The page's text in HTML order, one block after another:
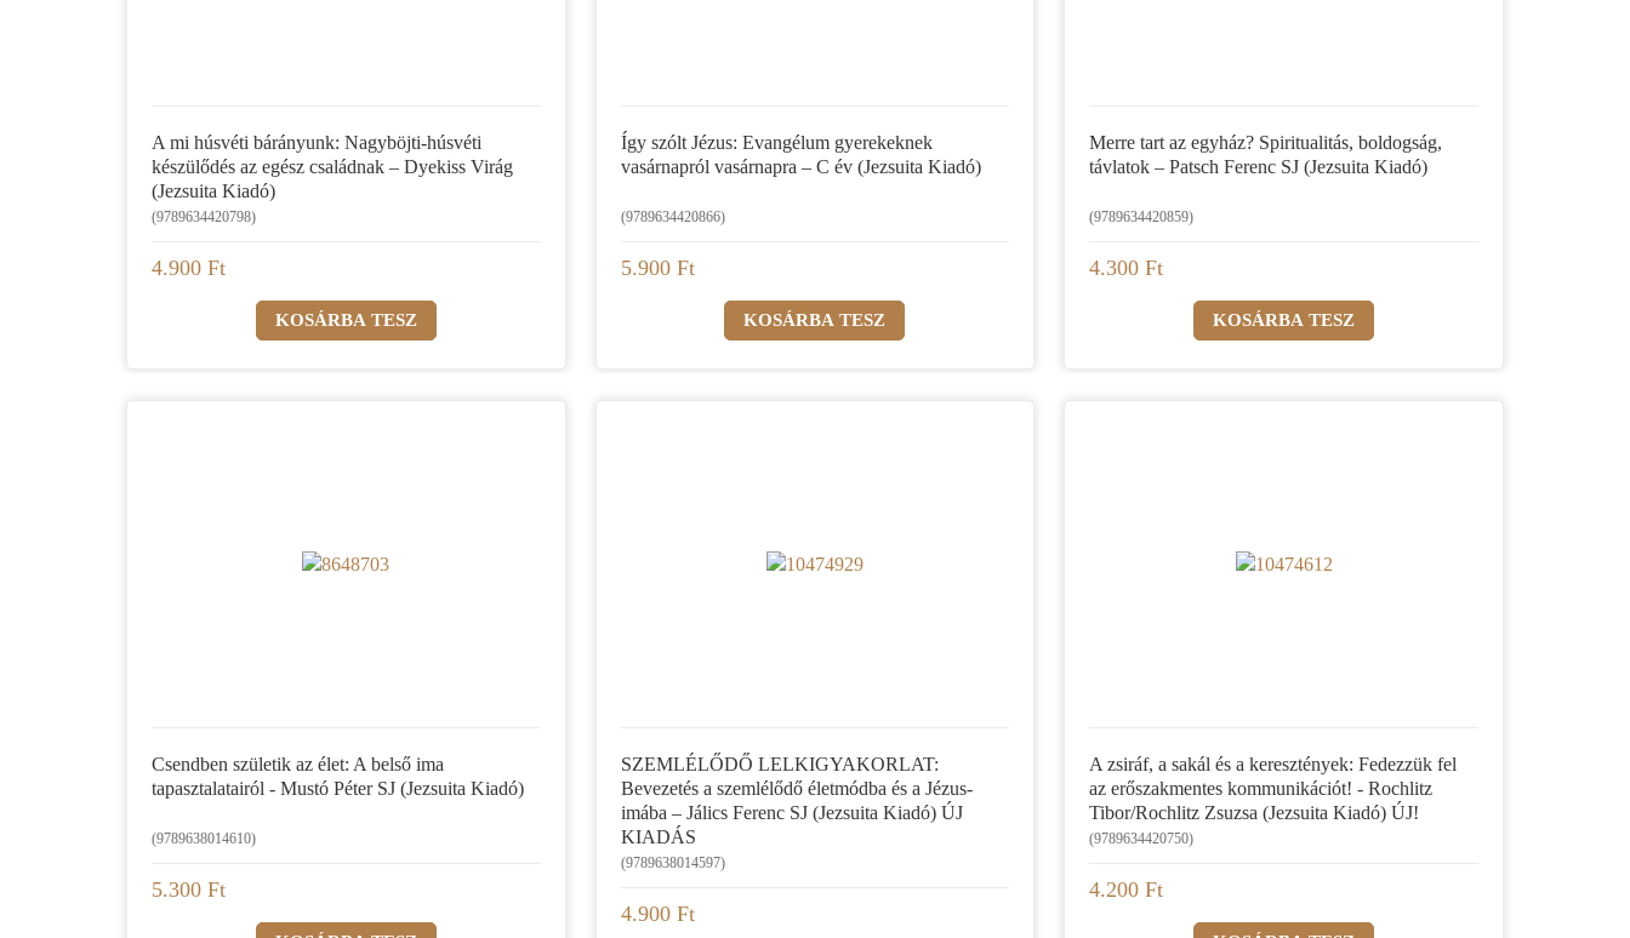
A mi húsvéti bárányunk: Nagyböjti-húsvéti
készülődés az egész családnak – Dyekiss Virág
(Jezsuita Kiadó)
(9789634420798)
4.900 Ft
Így szólt Jézus: Evangélum gyerekeknek
vasárnapról vasárnapra – C év (Jezsuita Kiadó)
(9789634420866)
5.900 Ft
Merre tart az egyház? Spiritualitás, boldogság,
távlatok – Patsch Ferenc SJ (Jezsuita Kiadó)
(9789634420859)
4.300 Ft
Csendben születik az élet: A belső ima
tapasztalatairól - Mustó Péter SJ (Jezsuita Kiadó)
(9789638014610)
5.300 Ft
SZEMLÉLŐDŐ LELKIGYAKORLAT:
Bevezetés a szemlélődő életmódba és a Jézus-
imába – Jálics Ferenc SJ (Jezsuita Kiadó) ÚJ
KIADÁS
(9789638014597)
4.900 Ft
A zsiráf, a sakál és a keresztények: Fedezzük fel
az erőszakmentes kommunikációt! - Rochlitz
Tibor/Rochlitz Zsuzsa (Jezsuita Kiadó) ÚJ!
(9789634420750)
4.200 Ft